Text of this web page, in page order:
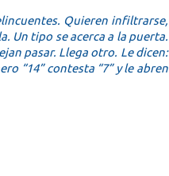
Quieren infiltrarse,
Un tipo se acerca a la puerta.
pasar. Llega otro. Le dicen:
“14” contesta “7” y le abren